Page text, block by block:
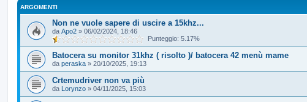
ARGOMENTI
Non ne vuole sapere di uscire a 15khz...
da Apo2 » 06/02/2024, 18:46
Punteggio: 5.17%
Batocera su monitor 31khz ( risolto )/ batocera 42 menù mame
da peraska » 20/10/2025, 19:13
Crtemudriver non va più
da Lorynzo » 04/11/2025, 15:03